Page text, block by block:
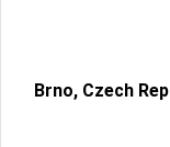
Brno, Czech